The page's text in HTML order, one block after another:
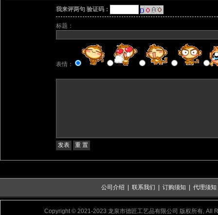
我来评两句 验证码：
标题：
表情：
公司介绍 联系我们 订购须知 代理须知
Copyright © 2021-2023 龙泉市德匠工艺品有限公司 版权所有, All